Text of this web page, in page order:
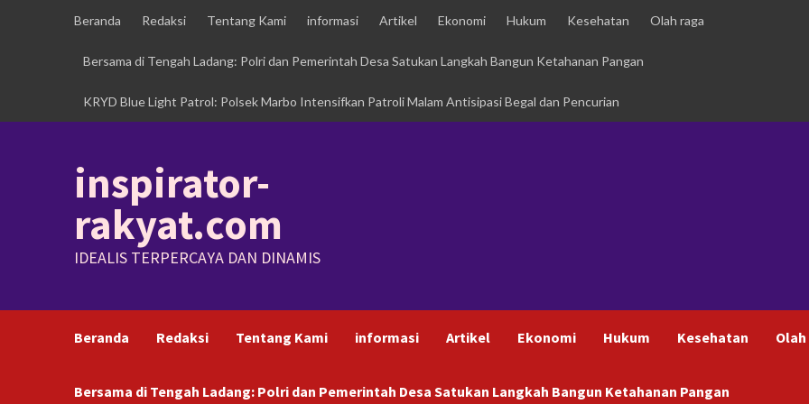
Beranda Redaksi Tentang Kami informasi Artikel Ekonomi Hukum Kesehatan Olah raga
Bersama di Tengah Ladang: Polri dan Pemerintah Desa Satukan Langkah Bangun Ketahanan Pangan
KRYD Blue Light Patrol: Polsek Marbo Intensifkan Patroli Malam Antisipasi Begal dan Pencurian
inspirator-
rakyat.com
IDEALIS TERPERCAYA DAN DINAMIS
Beranda Redaksi Tentang Kami informasi Artikel Ekonomi Hukum Kesehatan
Bersama di Tengah Ladang: Polri dan Pemerintah Desa Satukan Langkah Bangun Ketahanan Pangan